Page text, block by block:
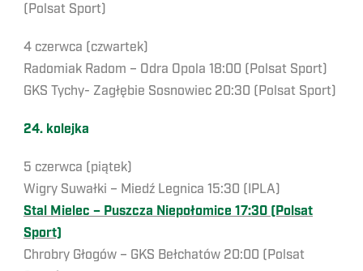
(Polsat Sport)
4 czerwca (czwartek)
Radomiak Radom – Odra Opola 18:00 (Polsat Sport)
GKS Tychy- Zagłębie Sosnowiec 20:30 (Polsat Sport)
24. kolejka
5 czerwca (piątek)
Wigry Suwałki – Miedź Legnica 15:30 (IPLA)
Stal Mielec – Puszcza Niepołomice 17:30 (Polsat
Sport)
Chrobry Głogów – GKS Bełchatów 20:00 (Polsat